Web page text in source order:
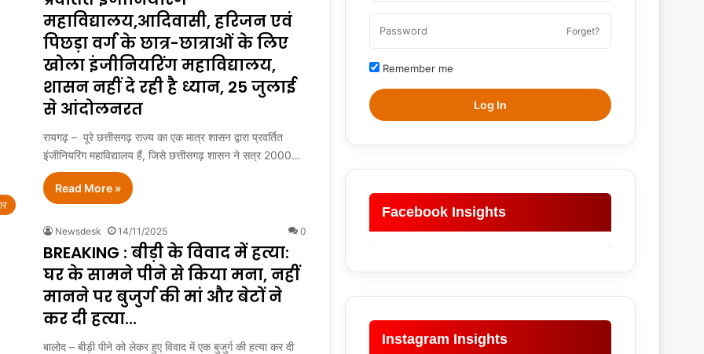
महाविद्यालय,आदिवासी, हरिजन एवं
पिछड़ा वर्ग के छात्र-छात्राओं के लिए
खोला इंजीनियरिंग महाविद्यालय,
शासन नहीं दे रही है ध्यान, 25 जुलाई
से आंदोलनरत
रायगढ़ – पूरे छत्तीसगढ़ राज्य का एक मात्र शासन द्वारा प्रवर्तित
इंजीनियरिंग महाविद्यालय हैं, जिसे छत्तीसगढ़ शासन ने सत्र 2000…
Read More »
Newsdesk 14/11/2025 0
BREAKING : बीड़ी के विवाद में हत्या:
घर के सामने पीने से किया मना, नहीं
मानने पर बुजुर्ग की मां और बेटों ने
कर दी हत्या…
बालोद – बीड़ी पीने को लेकर हुए विवाद में एक बुजुर्ग की हत्या कर दी
Forget?
Remember me
Log In
Facebook Insights
Instagram Insights